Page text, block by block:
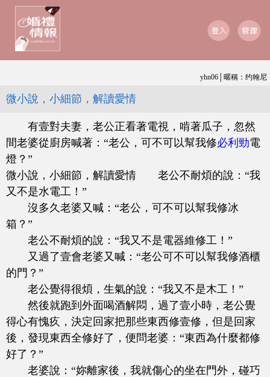
yhn06│暱稱：约翰尼
微小說，小細節，解讀愛情
有壹對夫妻，老公正看著電視，啃著瓜子，忽然
間老婆從廚房喊著：“老公，可不可以幫我修必利勁電
燈？”
微小說，小細節，解讀愛情 老公不耐煩的說：“我
又不是水電工！”
沒多久老婆又喊：“老公，可不可以幫我修冰
箱？”
老公不耐煩的說：“我又不是電器維修工！”
又過了壹會老婆又喊：“老公可不可以幫我修酒櫃
的門？”
老公覺得很煩，生氣的說：“我又不是木工！”
然後就跑到外面喝酒解悶，過了壹小時，老公覺
得心有愧疚，決定回家把那些東西修壹修，但是回家
後，發現東西全修好了，便問老婆：“東西為什麼都修
好了？”
老婆說：“妳離家後，我就傷心的坐在門外，碰巧